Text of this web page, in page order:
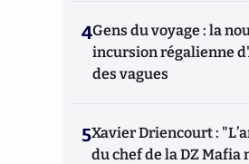
4Gens du voyage : la
incursion régalienne
des vagues
5Xavier Driencourt :
du chef de la DZ Mafia